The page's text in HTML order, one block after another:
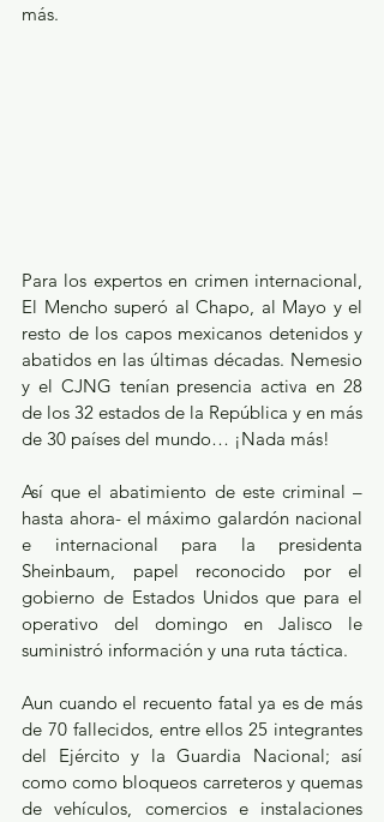
más.
Para los expertos en crimen internacional,
El Mencho superó al Chapo, al Mayo y el
resto de los capos mexicanos detenidos y
abatidos en las últimas décadas. Nemesio
y el CJNG tenían presencia activa en 28
de los 32 estados de la República y en más
de 30 países del mundo… ¡Nada más!
Así que el abatimiento de este criminal –
hasta ahora- el máximo galardón nacional
e internacional para la presidenta
Sheinbaum, papel reconocido por el
gobierno de Estados Unidos que para el
operativo del domingo en Jalisco le
suministró información y una ruta táctica.
Aun cuando el recuento fatal ya es de más
de 70 fallecidos, entre ellos 25 integrantes
del Ejército y la Guardia Nacional; así
como como bloqueos carreteros y quemas
de vehículos, comercios e instalaciones